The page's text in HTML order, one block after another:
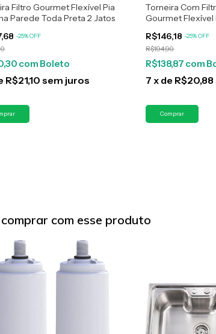
Filtro Gourmet Flexível Pia
Parede Toda Preta 2 Jatos
-25%OFF
com Boleto
R$21,10 sem juros
Torneira Com
Gourmet Flexível
R$146,18-25%OFF
R$194,90
R$138,87 com
7 x de R$20,88
com esse produto